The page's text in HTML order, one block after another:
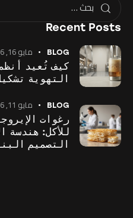
Recent Posts
BLOG مايو 16, 2026
كيف تُعيد
التهوية
BLOG مايو 11, 2026
رغوات
للأكل: هندسة
التصميم